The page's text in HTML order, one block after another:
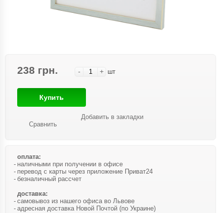
238 грн. - + шт
Купить
Сравнить
Добавить в закладки
оплата:
наличными при получении в офисе
перевод с карты через приложение Приват24
безналичный рассчет
доставка:
самовывоз из нашего офиса во Львове
адресная доставка Новой Почтой (по Украине)